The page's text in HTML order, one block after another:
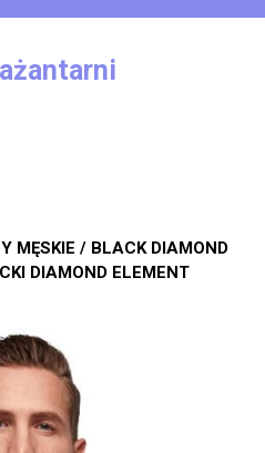
MĘSKIE / BLACK DIAMOND
DIAMOND ELEMENT